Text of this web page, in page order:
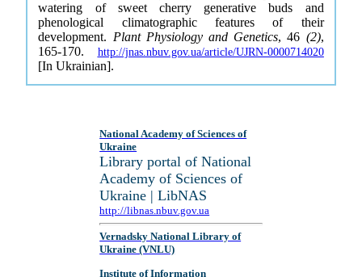
watering of sweet cherry generative buds and
phenological climatographic features of their
development. Plant Physiology and Genetics, 46 (2),
165-170. http://jnas.nbuv.gov.ua/article/UJRN-0000714020
[In Ukrainian].
National Academy of Sciences of
Ukraine
Library portal of National
Academy of Sciences of
Ukraine | LibNAS
http://libnas.nbuv.gov.ua
Vernadsky National Library of
Ukraine (VNLU)
Institute of Information